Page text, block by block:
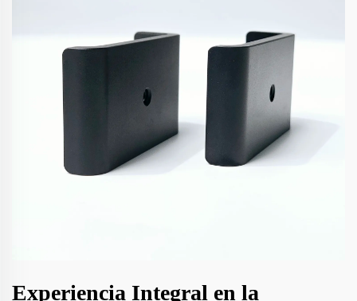
Experiencia Integral en la